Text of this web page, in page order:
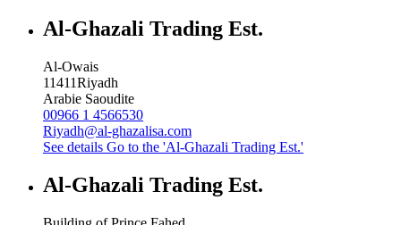
Al-Ghazali Trading Est.
Al-Owais
11411Riyadh
Arabie Saoudite
00966 1 4566530
Riyadh@al-ghazalisa.com
See details Go to the 'Al-Ghazali Trading Est.'
Al-Ghazali Trading Est.